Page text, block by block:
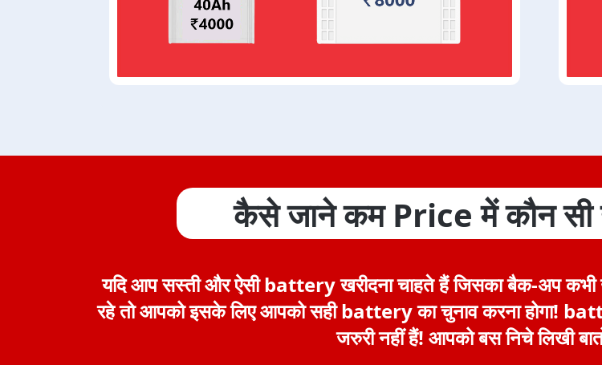
कैसे जाने कम Price में कौन
यदि आप सस्ती और ऐसी battery खरीदना चाहते हैं जिसका बैक-अप कभी
रहे तो आपको इसके लिए आपको सही battery का चुनाव करना होगा!
जरुरी नहीं हैं! आपको बस निचे लिखी